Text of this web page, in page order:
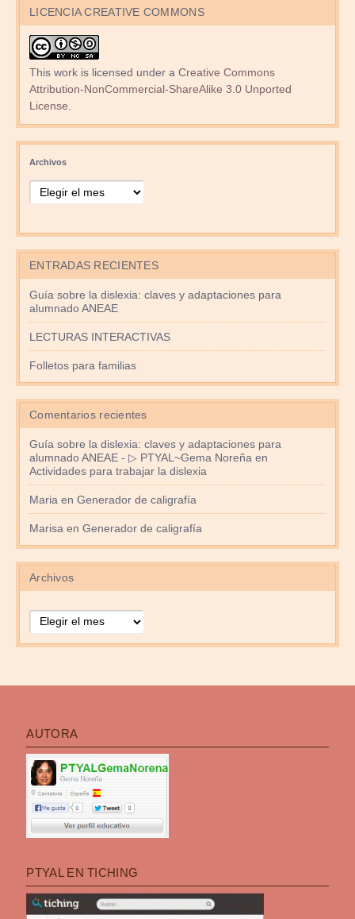
LICENCIA CREATIVE COMMONS
This work is licensed under a Creative Commons
Attribution-NonCommercial-ShareAlike 3.0 Unported
License.
Archivos
ENTRADAS RECIENTES
Guía sobre la dislexia: claves y adaptaciones para
alumnado ANEAE
LECTURAS INTERACTIVAS
Folletos para familias
Comentarios recientes
Guía sobre la dislexia: claves y adaptaciones para
alumnado ANEAE - ▷ PTYAL~Gema Noreña en
Actividades para trabajar la dislexia
Maria en Generador de caligrafía
Marisa en Generador de caligrafía
Archivos
AUTORA
PTYAL EN TICHING